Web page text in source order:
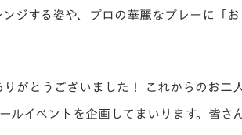
ジする姿や、プロの華麗なプレーに「
がとうございました！ これからのお二
イベントを企画してまいります。皆さ